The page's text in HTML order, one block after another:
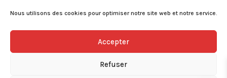
Nous utilisons des cookies pour optimiser notre site web et notre service.
Accepter
Refuser
Conditions générales de vente•Nos revendeurs•
L’abus d’alcool est dangereux pour la santé, consommez avec